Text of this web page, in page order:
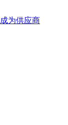
成为供应商